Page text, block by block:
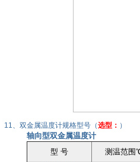
11、双金属温度计规格型号（选型： ）
轴向型双金属温度计
型 号
测温范围